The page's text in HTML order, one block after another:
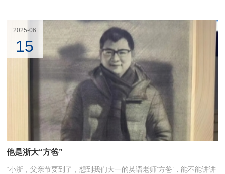
舟会暨2025中国名校水上运动公开赛
2025-06
15
他是浙大“方爸”
“小浙，父亲节要到了，想到我们大一的英语老师‘方爸’，能不能讲讲